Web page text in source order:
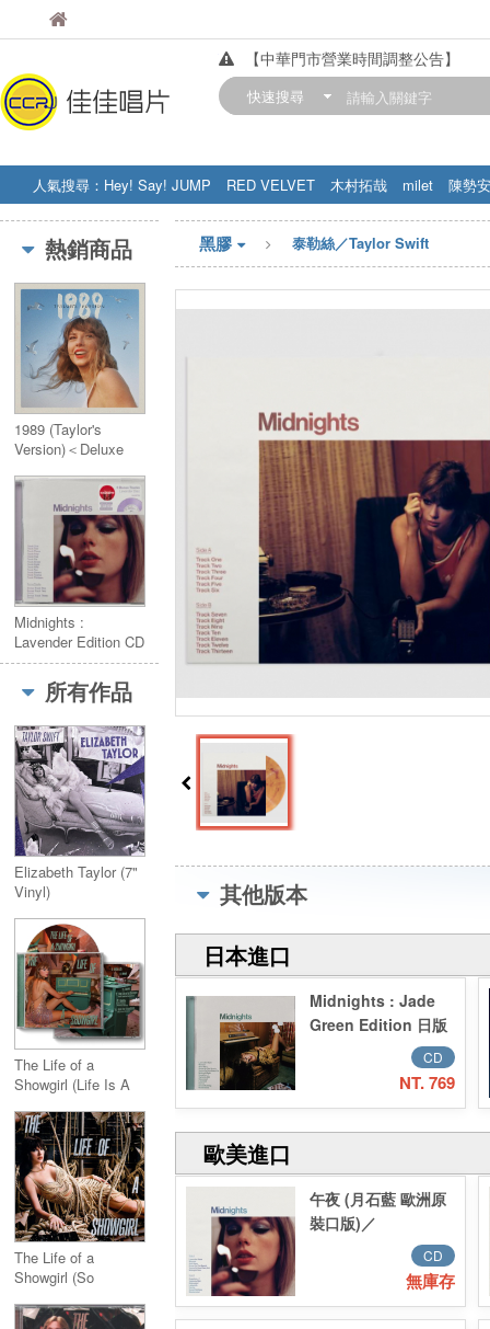
佳佳唱片【中華門市營業時間調整公告】
訂購金額滿200元，即享免運優惠!!
快速搜尋
人氣搜尋： Hey! Say! JUMP RED VELVET 木村拓哉 milet
陳勢安
STRAY KIDS
盧廣仲 周杰伦
熱銷商品
1989 (Taylor's
Version)＜Deluxe
企画限定盤)
Midnights :
Lavender Edition CD
(Target Exclusive)
薰衣草CD版本
所有作品
Elizabeth Taylor (7"
Vinyl)
The Life of a
Showgirl (Life Is A
Version)
The Life of a
Showgirl (So
Version)
黑膠 泰勒絲／Taylor Swift
其他版本
日本進口
Midnights : Jade
Green Edition 日版
CD
NT. 769
歐美進口
午夜 (月石藍 歐洲原
裝口版)／
Moonstone Blue
CD
無庫存